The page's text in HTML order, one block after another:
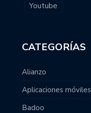
Youtube
CATEGORÍAS
Alianzo
Aplicaciones móviles
Badoo